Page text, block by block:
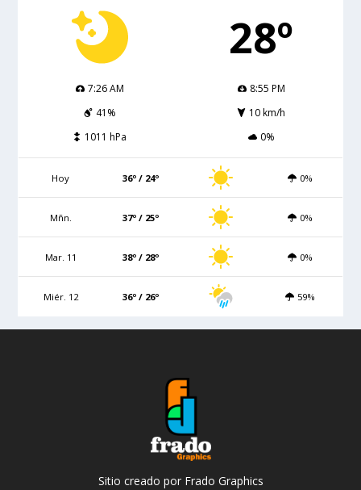
28º
7:26 AM
8:55 PM
41%
10 km/h
1011 hPa
0%
Hoy 36º / 24º 0%
Mñn. 37º / 25º 0%
Mar. 11 38º / 28º 0%
Miér. 12 36º / 26º 59%
Sitio creado por Frado Graphics